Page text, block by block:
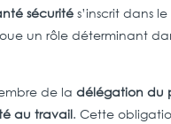
sécurité s’inscrit dans
un rôle déterminant
de ladélégation du
au travail. Cette